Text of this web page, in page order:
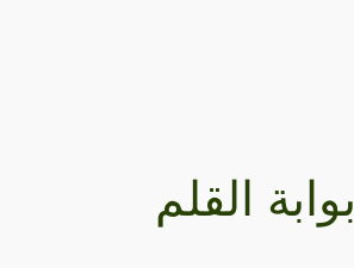
بوابة القلم